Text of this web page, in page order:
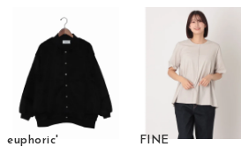
euphoric' FINE